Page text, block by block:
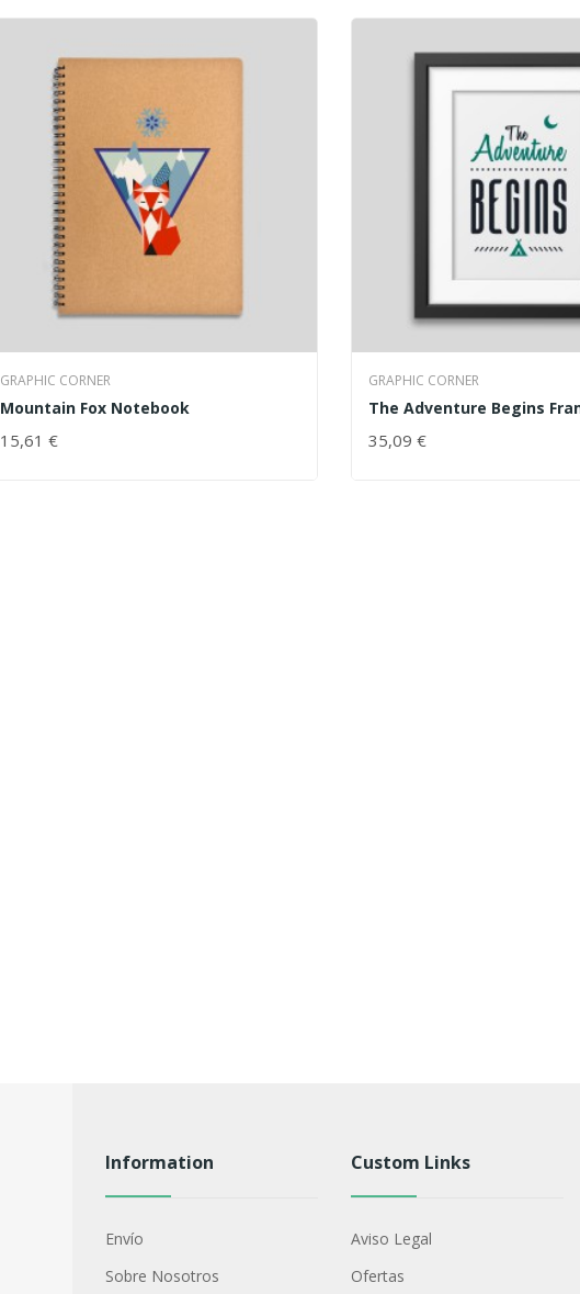
GRAPHIC CORNER
Mountain Fox Notebook
15,61 €
GRAPHIC CORNER
The Adventure Begins
35,09 €
Information
Envío
Sobre Nosotros
Custom Links
Aviso Legal
Ofertas